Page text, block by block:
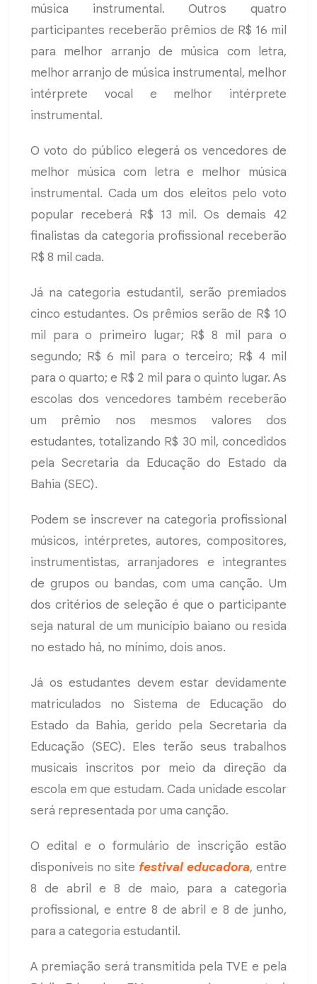
música instrumental. Outros quatro
participantes receberão prêmios de R$ 16 mil
para melhor arranjo de música com letra,
melhor arranjo de música instrumental, melhor
intérprete vocal e melhor intérprete
instrumental.
O voto do público elegerá os vencedores de
melhor música com letra e melhor música
instrumental. Cada um dos eleitos pelo voto
popular receberá R$ 13 mil. Os demais 42
finalistas da categoria profissional receberão
R$ 8 mil cada.
Já na categoria estudantil, serão premiados
cinco estudantes. Os prêmios serão de R$ 10
mil para o primeiro lugar; R$ 8 mil para o
segundo; R$ 6 mil para o terceiro; R$ 4 mil
para o quarto; e R$ 2 mil para o quinto lugar. As
escolas dos vencedores também receberão
um prêmio nos mesmos valores dos
estudantes, totalizando R$ 30 mil, concedidos
pela Secretaria da Educação do Estado da
Bahia (SEC).
Podem se inscrever na categoria profissional
músicos, intérpretes, autores, compositores,
instrumentistas, arranjadores e integrantes
de grupos ou bandas, com uma canção. Um
dos critérios de seleção é que o participante
seja natural de um município baiano ou resida
no estado há, no mínimo, dois anos.
Já os estudantes devem estar devidamente
matriculados no Sistema de Educação do
Estado da Bahia, gerido pela Secretaria da
Educação (SEC). Eles terão seus trabalhos
musicais inscritos por meio da direção da
escola em que estudam. Cada unidade escolar
será representada por uma canção.
O edital e o formulário de inscrição estão
disponíveis no site festival educadora, entre
8 de abril e 8 de maio, para a categoria
profissional, e entre 8 de abril e 8 de junho,
para a categoria estudantil.
A premiação será transmitida pela TVE e pela